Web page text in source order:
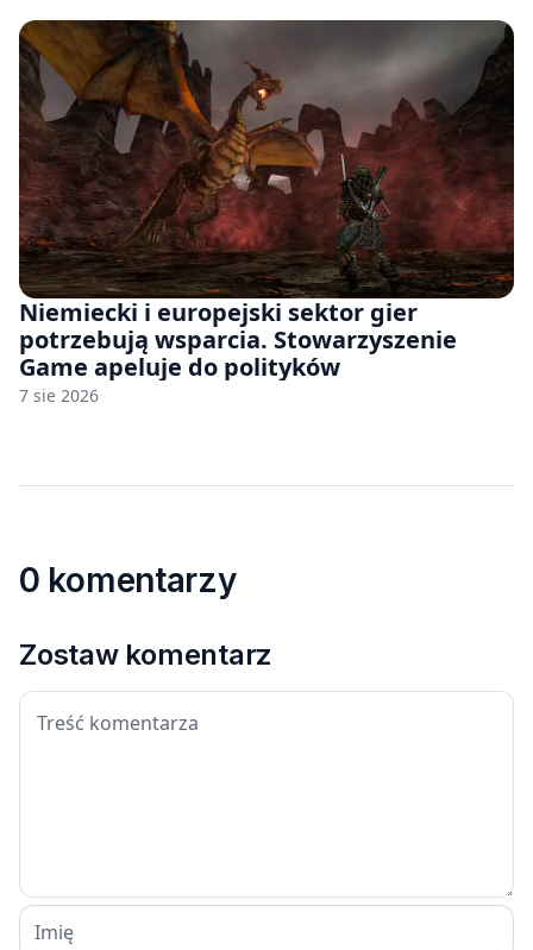
Niemiecki i europejski sektor gier
potrzebują wsparcia. Stowarzyszenie
Game apeluje do polityków
7 sie 2026
0 komentarzy
Zostaw komentarz